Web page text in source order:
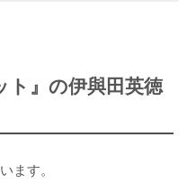
ト』の伊與田英徳
ます。